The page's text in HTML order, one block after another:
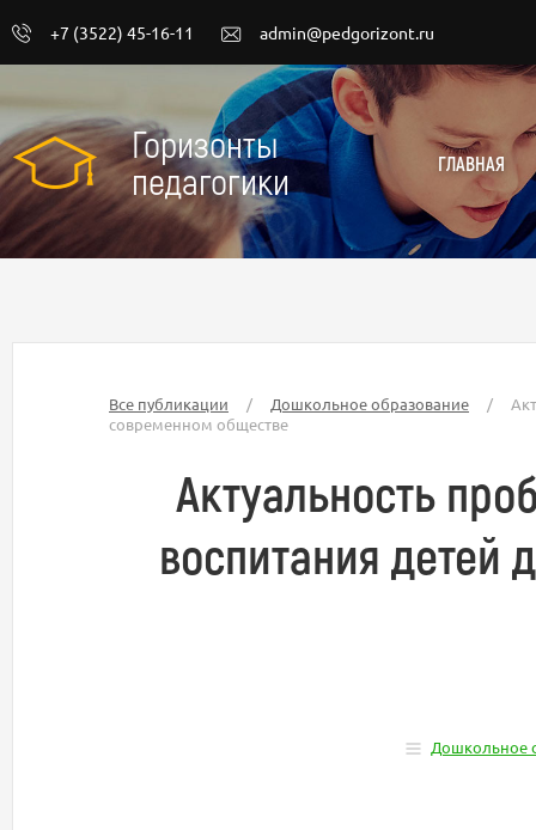
+7 (3522) 45-16-11 admin@pedgorizont.ru
Горизонты
педагогики
ГЛАВНАЯ
Все публикации / Дошкольное образование /
современном обществе
Актуальность
воспитания детей
Дошкольное